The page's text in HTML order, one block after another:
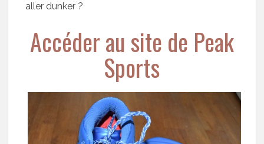
aller dunker ?
Accéder au site de Peak
Sports